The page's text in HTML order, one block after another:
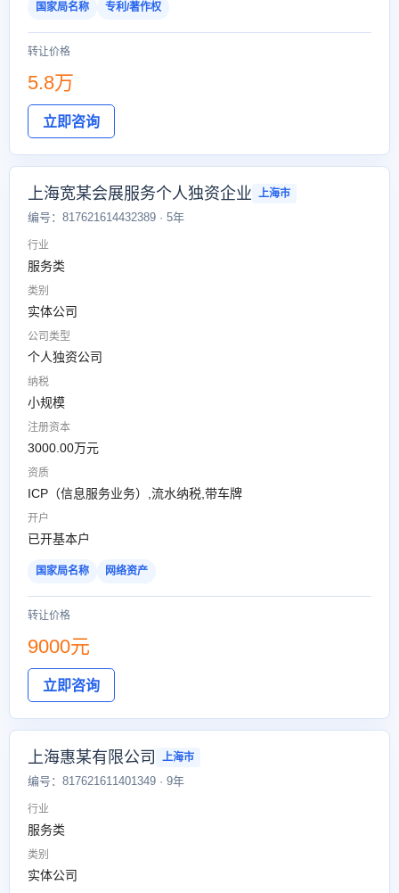
国家局名称 专利/著作权
转让价格
5.8万
立即咨询
上海宽某会展服务个人独资企业 上海市
编号：817621614432389 · 5年
行业
服务类
类别
实体公司
公司类型
个人独资公司
纳税
小规模
注册资本
3000.00万元
资质
ICP（信息服务业务）,流水纳税,带车牌
开户
已开基本户
国家局名称 网络资产
转让价格
9000元
立即咨询
上海惠某有限公司 上海市
编号：817621611401349 · 9年
行业
服务类
类别
实体公司